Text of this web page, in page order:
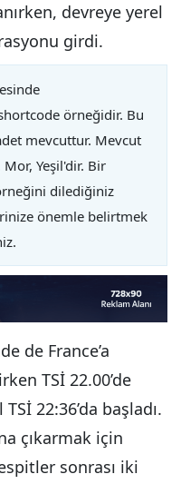
devreye yerel
girdi.
örneğidir. Bu
mevcuttur. Mevcut
Mor, Yeşil'dir. Bir
dilediğiniz
önemle belirtmek
de France’a
TSİ 22.00’de
22:36’da başladı.
çıkarmak için
sonrası iki